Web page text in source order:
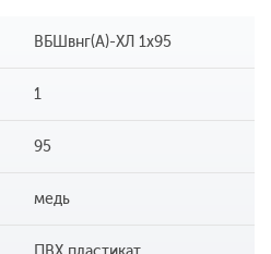
ВБШвнг(А)-ХЛ 1х95
1
95
медь